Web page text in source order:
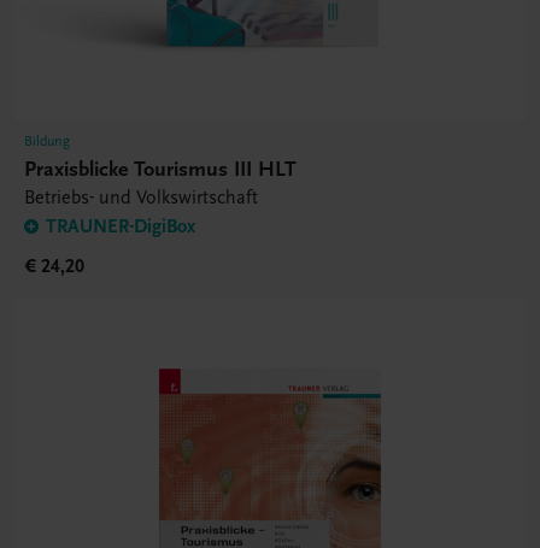
Bildung
Praxisblicke Tourismus III HLT
Betriebs- und Volkswirtschaft
TRAUNER-DigiBox
€ 24,20